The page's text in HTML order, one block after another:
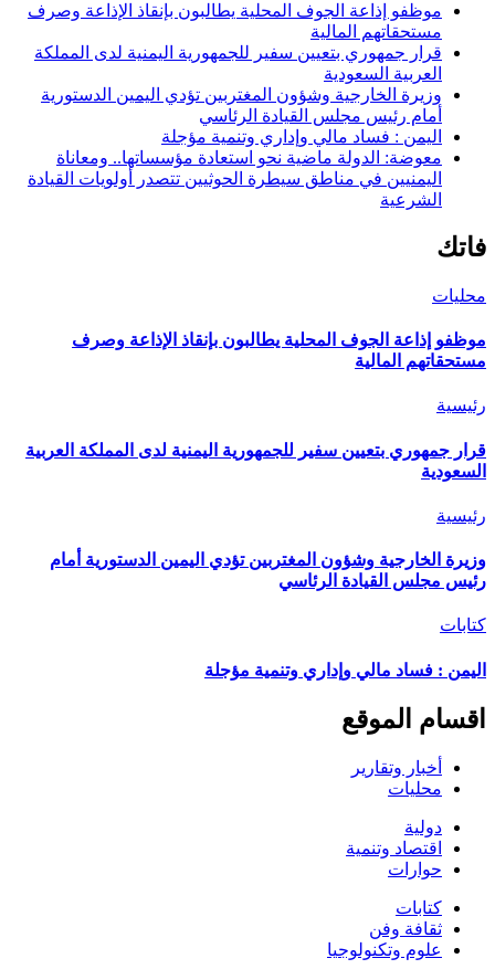
موظفو إذاعة الجوف المحلية يطالبون بإنقاذ الإذاعة وصرف
مستحقاتهم المالية
قرار جمهوري بتعيين سفير للجمهورية اليمنية لدى المملكة
العربية السعودية
وزيرة الخارجية وشؤون المغتربين تؤدي اليمين الدستورية
أمام رئيس مجلس القيادة الرئاسي
اليمن : فساد مالي وإداري وتنمية مؤجلة
معوضة: الدولة ماضية نحو استعادة مؤسساتها.. ومعاناة
اليمنيين في مناطق سيطرة الحوثيين تتصدر أولويات القيادة
الشرعية
فاتك
محليات
موظفو إذاعة الجوف المحلية يطالبون بإنقاذ الإذاعة وصرف
مستحقاتهم المالية
رئيسية
قرار جمهوري بتعيين سفير للجمهورية اليمنية لدى المملكة العربية
السعودية
رئيسية
وزيرة الخارجية وشؤون المغتربين تؤدي اليمين الدستورية أمام
رئيس مجلس القيادة الرئاسي
كتابات
اليمن : فساد مالي وإداري وتنمية مؤجلة
اقسام الموقع
أخبار وتقارير
محليات
دولية
اقتصاد وتنمية
حوارات
كتابات
ثقافة وفن
علوم وتكنولوجيا